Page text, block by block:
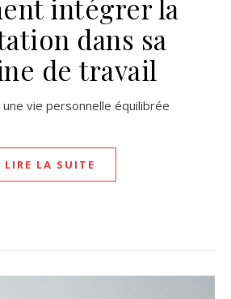
intégrer la
dans sa
de travail
une vie personnelle équilibrée
LIRE LA SUITE